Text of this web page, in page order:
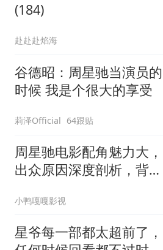
(184)
赴赴赴焰海
谷德昭：周星驰当演员的
时候 我是个很大的享受
莉泽Official 64跟贴
周星驰电影配角魅力大，
出众原因深度剖析，背后
小鸭嘎嘎影视
星爷每一部都太超前了，